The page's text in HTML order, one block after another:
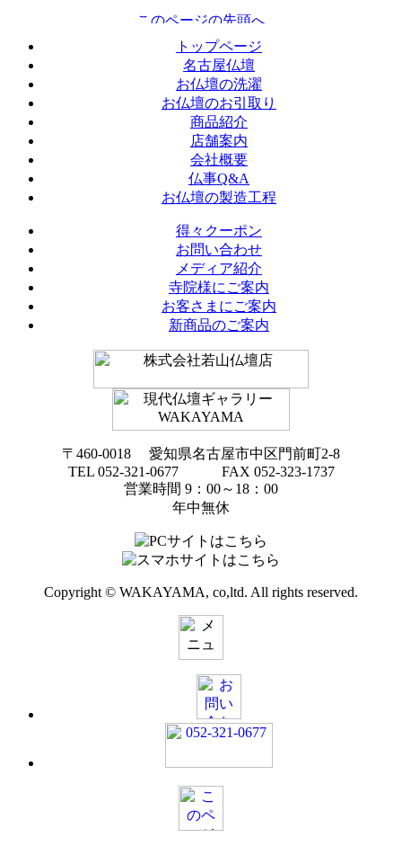
トップページ
名古屋仏壇
お仏壇の洗濯
お仏壇のお引取り
商品紹介
店舗案内
会社概要
仏事Q&A
お仏壇の製造工程
得々クーポン
お問い合わせ
メディア紹介
寺院様にご案内
お客さまにご案内
新商品のご案内
〒460-0018 愛知県名古屋市中区門前町2-8
TEL 052-321-0677 FAX 052-323-1737
営業時間 9：00～18：00
年中無休
Copyright © WAKAYAMA, co,ltd. All rights reserved.